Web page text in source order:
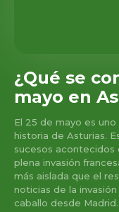
¿Qué se
mayo en
El 25 de mayo es
historia de Asturias.
sucesos acontecidos
plena invasión
más aislada que el
noticias de la
caballo desde